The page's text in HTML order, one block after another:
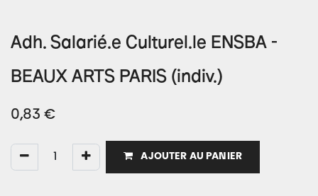
Adh. Salarié.e Culturel.le ENSBA -
BEAUX ARTS PARIS (indiv.)
0,83 €
AJOUTER AU PANIER